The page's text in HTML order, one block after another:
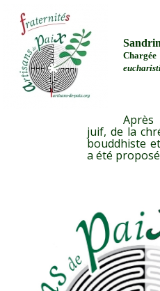
Après
juif, de la
bouddhiste
a été